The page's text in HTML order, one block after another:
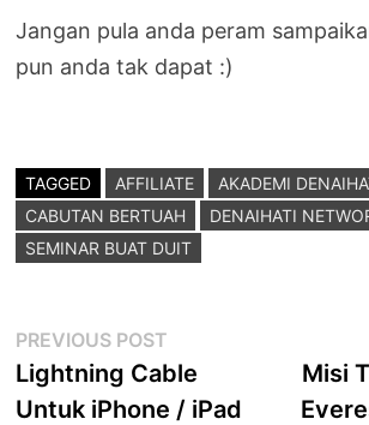
Jangan pula anda peram
pun anda tak dapat :)
TAGGED AFFILIATE
AKADEMI
CABUTAN BERTUAH
DENAIHATI
SEMINAR BUAT DUIT
Post
navigation
PREVIOUS POST
post:
Lightning Cable
Untuk iPhone / iPad
Misi